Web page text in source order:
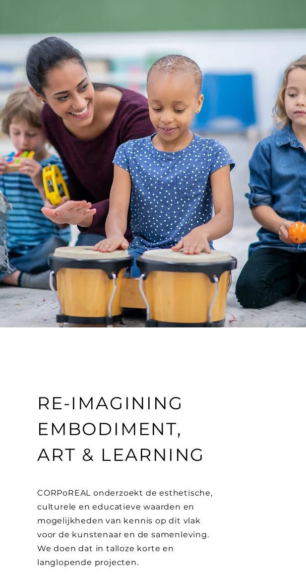
RE-IMAGINING
EMBODIMENT,
ART & LEARNING
CORPoREAL onderzoekt de esthetische,
culturele en educatieve waarden en
mogelijkheden van kennis op dit vlak
voor de kunstenaar en de samenleving.
We doen dat in talloze korte en
langlopende projecten.